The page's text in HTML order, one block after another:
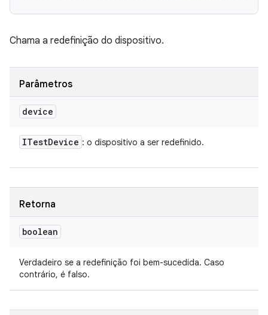
Chama a redefinição do dispositivo.
Parâmetros
device
ITestDevice : o dispositivo a ser redefinido.
Retorna
boolean
Verdadeiro se a redefinição foi bem-sucedida. Caso
contrário, é falso.